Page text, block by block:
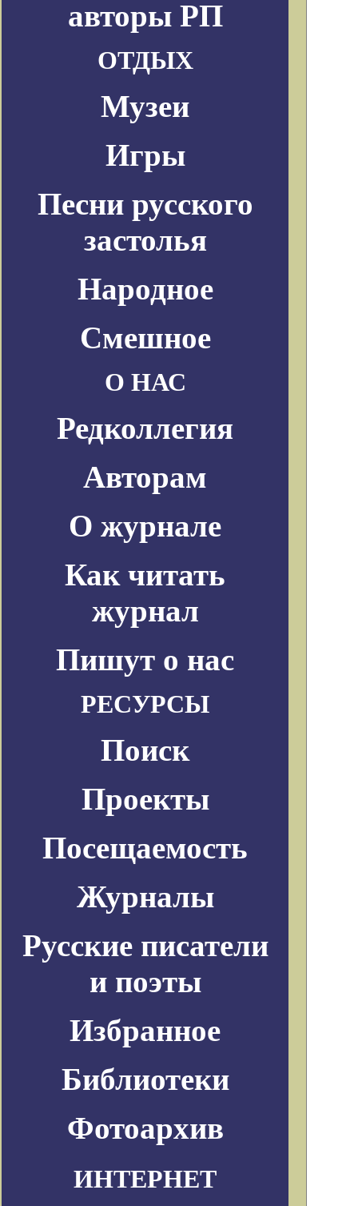
авторы РП
ОТДЫХ
Музеи
Игры
Песни русского
застолья
Народное
Смешное
О НАС
Редколлегия
Авторам
О журнале
Как читать
журнал
Пишут о нас
РЕСУРСЫ
Поиск
Проекты
Посещаемость
Журналы
Русские писатели
и поэты
Избранное
Библиотеки
Фотоархив
ИНТЕРНЕТ